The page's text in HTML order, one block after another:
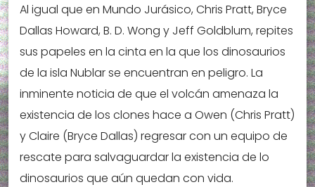
Al igual que en Mundo Jurásico, Chris Pratt, Bryce
Dallas Howard, B. D. Wong y Jeff Goldblum, repites
sus papeles en la cinta en la que los dinosaurios
de la isla Nublar se encuentran en peligro. La
inminente noticia de que el volcán amenaza la
existencia de los clones hace a Owen (Chris Pratt)
y Claire (Bryce Dallas) regresar con un equipo de
rescate para salvaguardar la existencia de lo
dinosaurios que aún quedan con vida.